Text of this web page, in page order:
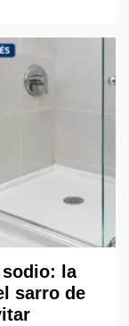
la
sarro de